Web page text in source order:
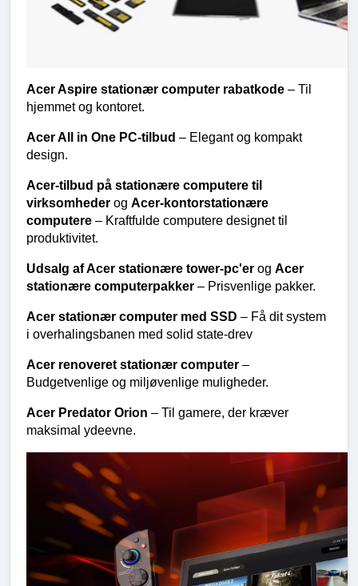
Acer Aspire stationær computer rabatkode – Til
hjemmet og kontoret.
Acer All in One PC-tilbud – Elegant og kompakt
design.
Acer-tilbud på stationære computere til
virksomheder og Acer-kontorstationære
computere – Kraftfulde computere designet til
produktivitet.
Udsalg af Acer stationære tower-pc'er og Acer
stationære computerpakker – Prisvenlige pakker.
Acer stationær computer med SSD – Få dit system
i overhalingsbanen med solid state-drev
Acer renoveret stationær computer –
Budgetvenlige og miljøvenlige muligheder.
Acer Predator Orion – Til gamere, der kræver
maksimal ydeevne.